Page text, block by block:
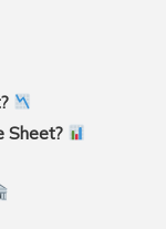
Sheet?